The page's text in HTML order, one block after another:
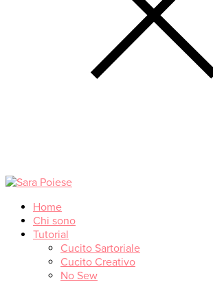
Home
Chi sono
Tutorial
Cucito Sartoriale
Cucito Creativo
No Sew